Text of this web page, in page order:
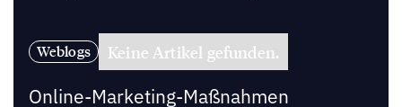
Weblogs Keine Artikel gefunden.
Online-Marketing-Maßnahmen